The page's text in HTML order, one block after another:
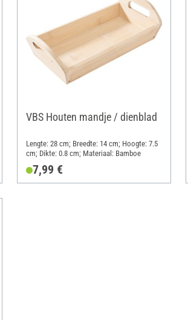
VBS Houten mandje / dienblad
Lengte: 28 cm; Breedte: 14 cm; Hoogte: 7.5
cm; Dikte: 0.8 cm; Materiaal: Bamboe
7,99 €